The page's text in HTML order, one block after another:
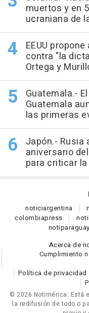
muertos y en
ucraniana de
EEUU
contra "la
Ortega y
Guatemala.-
Guatemala
las primeras
Japón.- Rusia
aniversario
para criticar
noticiargentina
colombiapress noti
notiparaguay
Acerca de
Cumplimiento
Política de privacidad
© 2026 Notimérica. Está
la redifusión de todo o